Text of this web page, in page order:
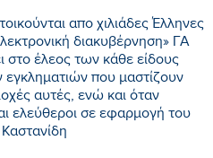
απο χιλιάδες Έλληνες
διακυβέρνηση» ΓΑ
στο έλεος των κάθε είδους
εγκληματιών που μαστίζουν
αυτές, ενώ και όταν
ελεύθεροι σε εφαρμογή του